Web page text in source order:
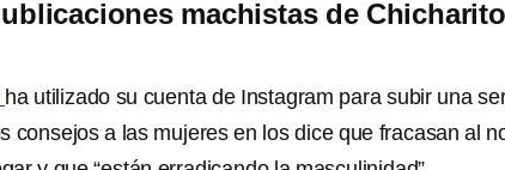
machistas de Chicharito
ha utilizado su cuenta de Instagram para subir una
consejos a las mujeres en los dice que fracasan al